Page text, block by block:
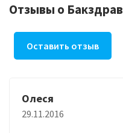
Отзывы о Бакздрав
Оставить отзыв
Олеся
29.11.2016